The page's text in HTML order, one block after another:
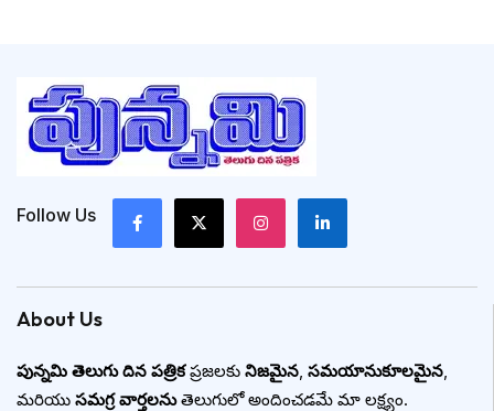
Follow Us
About Us
పున్నమి తెలుగు దిన పత్రికప్రజలకు నిజమైన, సమయానుకూలమైన,
మరియు సమగ్ర వార్తలనుతెలుగులో అందించడమే మా లక్ష్యం.